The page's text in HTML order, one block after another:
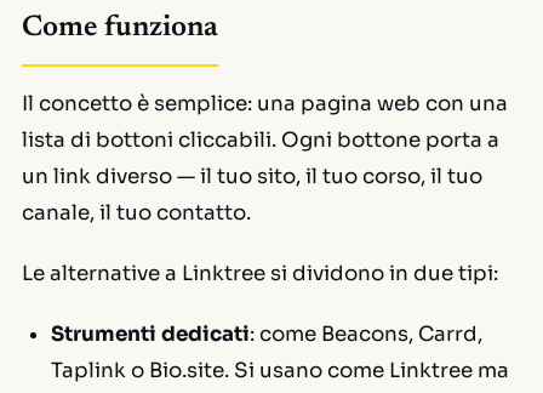
Come funziona
Il concetto è semplice: una pagina web con una
lista di bottoni cliccabili. Ogni bottone porta a
un link diverso — il tuo sito, il tuo corso, il tuo
canale, il tuo contatto.
Le alternative a Linktree si dividono in due tipi:
Strumenti dedicati: come Beacons, Carrd,
Taplinko Bio.site. Si usano come Linktree ma